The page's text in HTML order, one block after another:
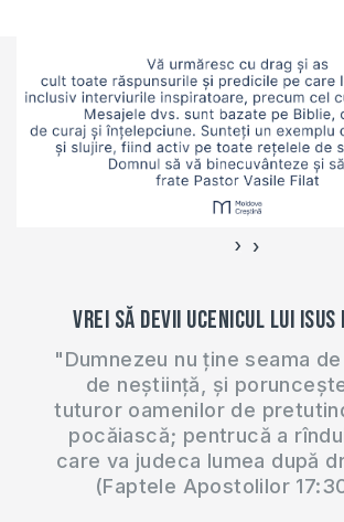
cunoaștem această
predică a
Mântuitorului drept
Fericirile. Este un
‹ ›
Vrei să devii ucenicul lui
"Dumnezeu nu ține seama
de neștiință, și
tuturor oamenilor de
pocăiască; pentrucă a
care va judeca lumea după
(Faptele Apostolilor